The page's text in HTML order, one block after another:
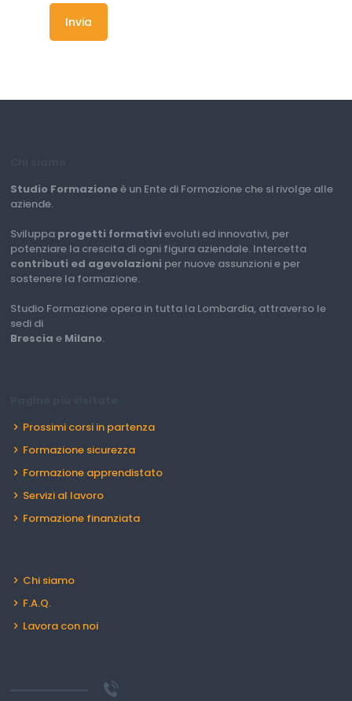
Studio Formazioneè un Ente di Formazione che si rivolge alle
aziende.
Sviluppa progetti formativi evoluti ed innovativi, per
potenziare la crescita di ogni figura aziendale. Intercetta
contributi ed agevolazioni per nuove assunzioni e per
sostenere la formazione.
Studio Formazione opera in tutta la Lombardia, attraverso le
sedi di
Brescia e Milano.
Prossimi corsi in partenza
Formazione sicurezza
Formazione apprendistato
Servizi al lavoro
Formazione finanziata
Chi siamo
F.A.Q.
Lavora con noi